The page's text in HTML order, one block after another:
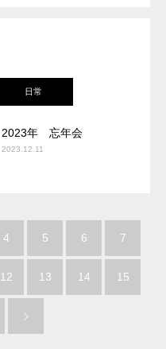
日常
2023年 忘年会
2023.12.11
4 5 6 7
12 13 14 15